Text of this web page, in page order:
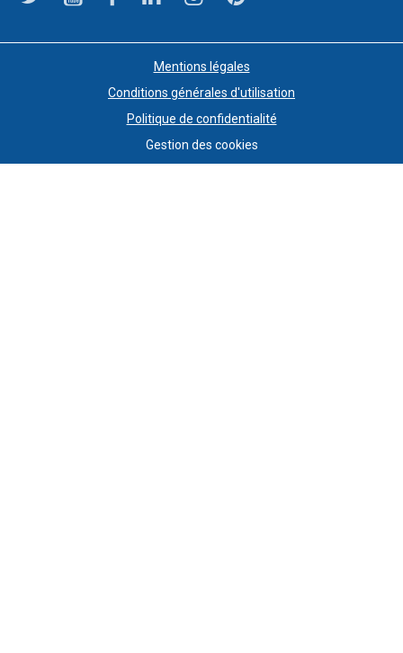
Mentions légales
Conditions générales d'utilisation
Politique de confidentialité
Gestion des cookies